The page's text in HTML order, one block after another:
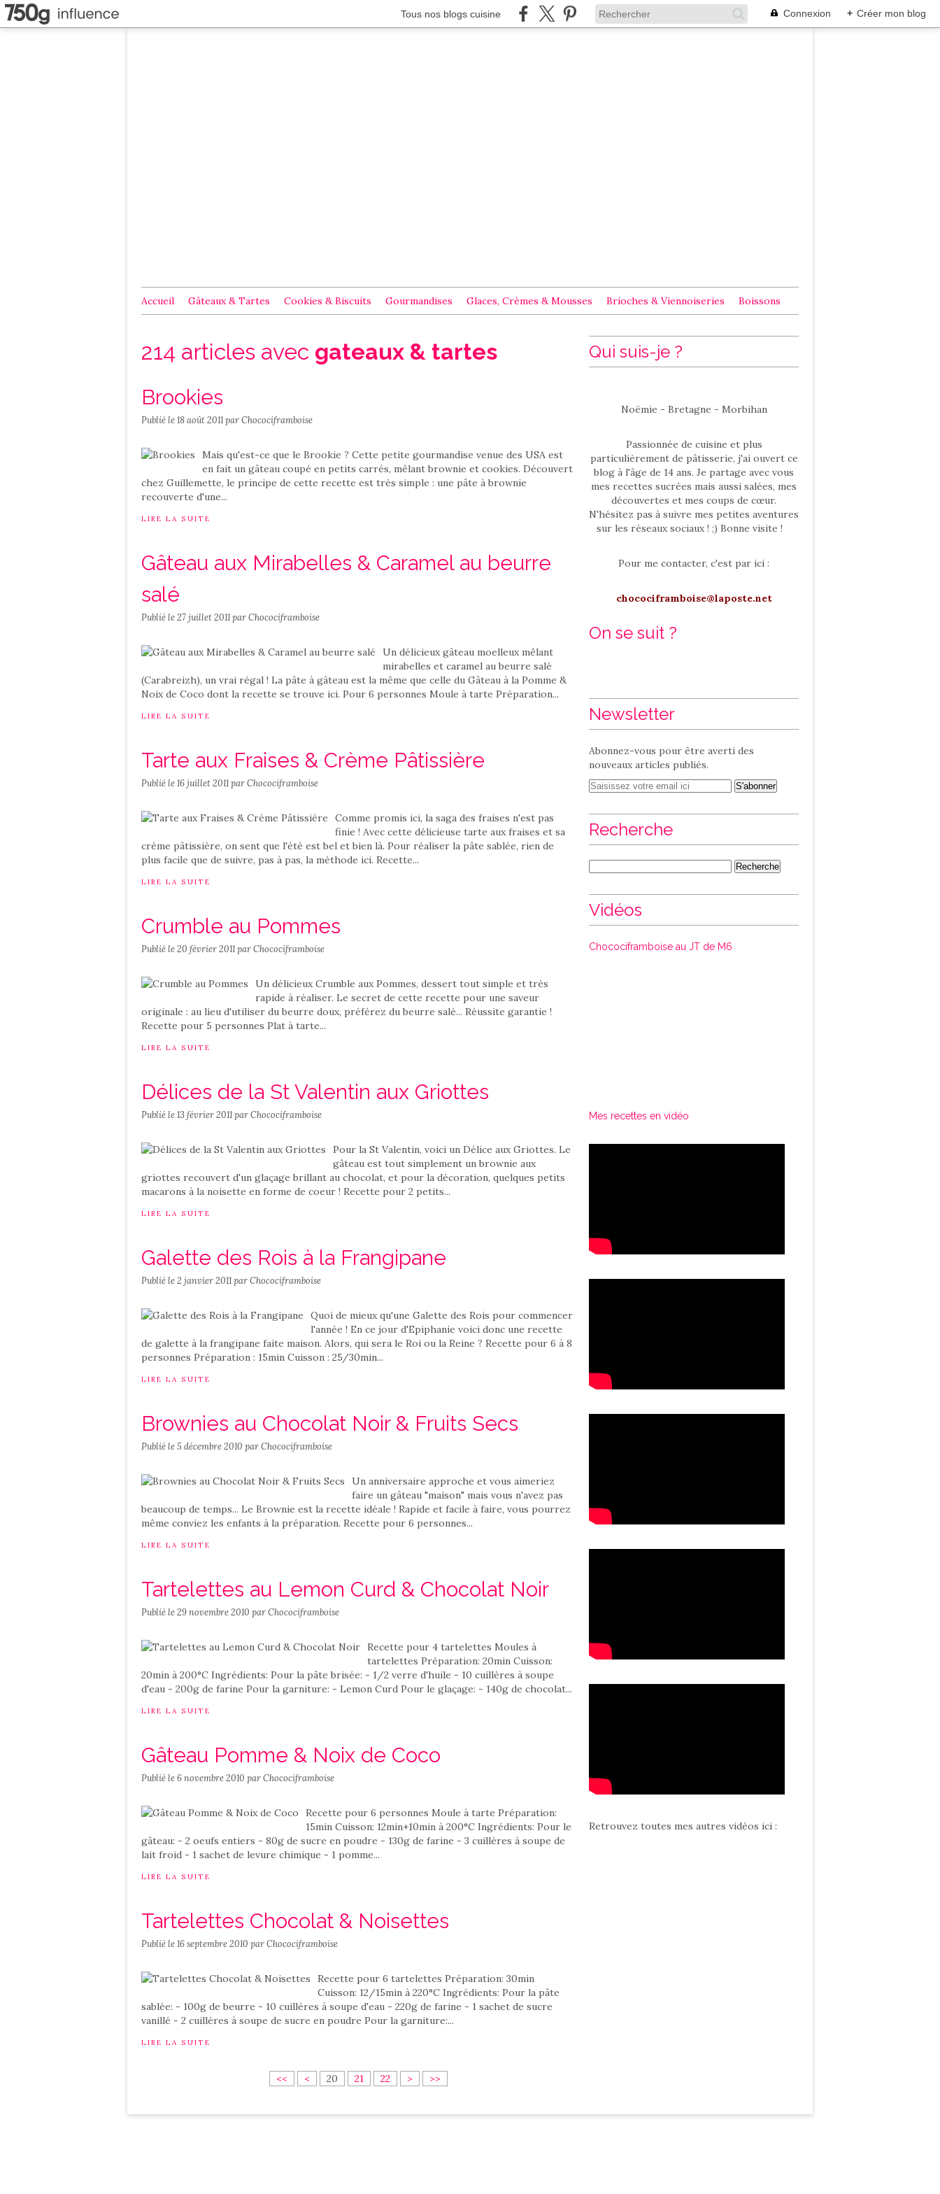
Tous nos blogs cuisine Connexion + Créer mon blog
Accueil Gâteaux & Tartes Cookies & Biscuits Gourmandises Glaces, Crèmes & Mousses Brioches & Viennoiseries Boissons
214 articles avec gateaux & tartes
Brookies
Publié le18 août 2011par Chocociframboise
Mais qu'est-ce que le Brookie ? Cette petite gourmandise venue des USA est
en fait un gâteau coupé en petits carrés, mêlant brownie et cookies. Découvert
chez Guillemette, le principe de cette recette est très simple : une pâte à brownie
recouverte d'une...
LIRE LA SUITE
Gâteau aux Mirabelles & Caramel au beurre
salé
Publié le27 juillet 2011par Chocociframboise
Un délicieux gâteau moelleux mêlant
mirabelles et caramel au beurre salé
(Carabreizh), un vrai régal ! La pâte à gâteau est la même que celle du Gâteau à la Pomme &
Noix de Coco dont la recette se trouve ici. Pour 6 personnes Moule à tarte Préparation...
LIRE LA SUITE
Tarte aux Fraises & Crème Pâtissière
Publié le16 juillet 2011par Chocociframboise
Comme promis ici, la saga des fraises n'est pas
finie ! Avec cette délicieuse tarte aux fraises et sa
crème pâtissière, on sent que l'été est bel et bien là. Pour réaliser la pâte sablée, rien de
plus facile que de suivre, pas à pas, la méthode ici. Recette...
LIRE LA SUITE
Crumble au Pommes
Publié le20 février 2011par Chocociframboise
Un délicieux Crumble aux Pommes, dessert tout simple et très
rapide à réaliser. Le secret de cette recette pour une saveur
originale : au lieu d'utiliser du beurre doux, préférez du beurre salé... Réussite garantie !
Recette pour 5 personnes Plat à tarte...
LIRE LA SUITE
Délices de la St Valentin aux Griottes
Publié le13 février 2011par Chocociframboise
Pour la St Valentin, voici un Délice aux Griottes. Le
gâteau est tout simplement un brownie aux
griottes recouvert d'un glaçage brillant au chocolat, et pour la décoration, quelques petits
macarons à la noisette en forme de coeur ! Recette pour 2 petits...
LIRE LA SUITE
Galette des Rois à la Frangipane
Publié le2 janvier 2011par Chocociframboise
Quoi de mieux qu'une Galette des Rois pour commencer
l'année ! En ce jour d'Epiphanie voici donc une recette
de galette à la frangipane faite maison. Alors, qui sera le Roi ou la Reine ? Recette pour 6 à 8
personnes Préparation : 15min Cuisson : 25/30min...
LIRE LA SUITE
Brownies au Chocolat Noir & Fruits Secs
Publié le5 décembre 2010 par Chocociframboise
Un anniversaire approche et vous aimeriez
faire un gâteau "maison" mais vous n'avez pas
beaucoup de temps... Le Brownie est la recette idéale ! Rapide et facile à faire, vous pourrez
même conviez les enfants à la préparation. Recette pour 6 personnes...
LIRE LA SUITE
Tartelettes au Lemon Curd & Chocolat Noir
Publié le29 novembre 2010 par Chocociframboise
Recette pour 4 tartelettes Moules à
tartelettes Préparation: 20min Cuisson:
20min à 200°C Ingrédients: Pour la pâte brisée: - 1/2 verre d'huile - 10 cuillères à soupe
d'eau - 200g de farine Pour la garniture: - Lemon Curd Pour le glaçage: - 140g de chocolat...
LIRE LA SUITE
Gâteau Pomme & Noix de Coco
Publié le6 novembre 2010 par Chocociframboise
Recette pour 6 personnes Moule à tarte Préparation:
15min Cuisson: 12min+10min à 200°C Ingrédients: Pour le
gâteau: - 2 oeufs entiers - 80g de sucre en poudre - 130g de farine - 3 cuillères à soupe de
lait froid - 1 sachet de levure chimique - 1 pomme...
LIRE LA SUITE
Tartelettes Chocolat & Noisettes
Publié le16 septembre 2010 par Chocociframboise
Recette pour 6 tartelettes Préparation: 30min
Cuisson: 12/15min à 220°C Ingrédients: Pour la pâte
sablée: - 100g de beurre - 10 cuillères à soupe d'eau - 220g de farine - 1 sachet de sucre
vanillé - 2 cuillères à soupe de sucre en poudre Pour la garniture:...
LIRE LA SUITE
<< <
1
20 21 22 > >>
Qui suis-je ?
Noëmie - Bretagne - Morbihan
Passionnée de cuisine et plus
particulièrement de pâtisserie, j'ai ouvert ce
blog à l'âge de 14 ans. Je partage avec vous
mes recettes sucrées mais aussi salées, mes
découvertes et mes coups de cœur.
N'hésitez pas à suivre mes petites aventures
sur les réseaux sociaux ! ;) Bonne visite !
Pour me contacter, c'est par ici :
chocociframboise@laposte.net
On se suit ?
Newsletter
Abonnez-vous pour être averti des
nouveaux articles publiés.
Recherche
Vidéos
Chocociframboise au JT de M6
Mes recettes en vidéo
Retrouvez toutes mes autres vidéos ici :